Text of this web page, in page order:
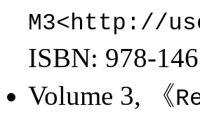
M3<http://
ISBN: 978-
Volume 3, 《